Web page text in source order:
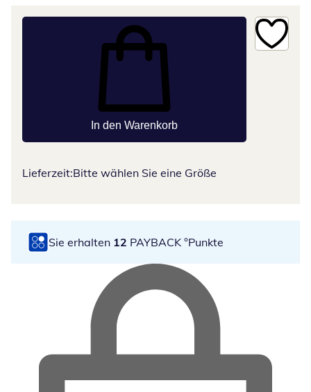
In den Warenkorb
Lieferzeit:Bitte wählen Sie eine Größe
Sie erhalten 12 PAYBACK °Punkte